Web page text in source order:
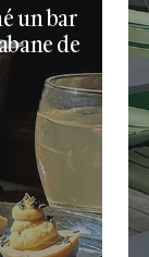
un bar
de